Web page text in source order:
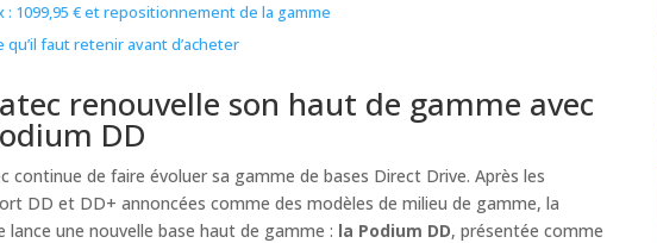
: 1099,95 € et repositionnement de la gamme
qu’il faut retenir avant d’acheter
renouvelle son haut de gamme avec
DD
continue de faire évoluer sa gamme de bases Direct Drive. Après les
DD et DD+ annoncées comme des modèles de milieu de gamme, la
lance une nouvelle base haut de gamme : la Podium DD, présentée comme